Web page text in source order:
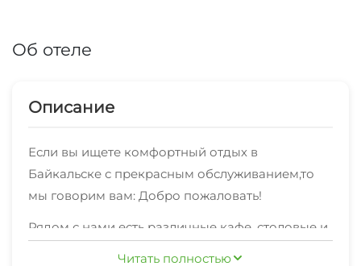
Об отеле
Описание
Если вы ищете комфортный отдых в
Байкальске с прекрасным обслуживанием,то
мы говорим вам: Добро пожаловать!
Рядом с нами есть различные кафе, столовые и
Читать полностью